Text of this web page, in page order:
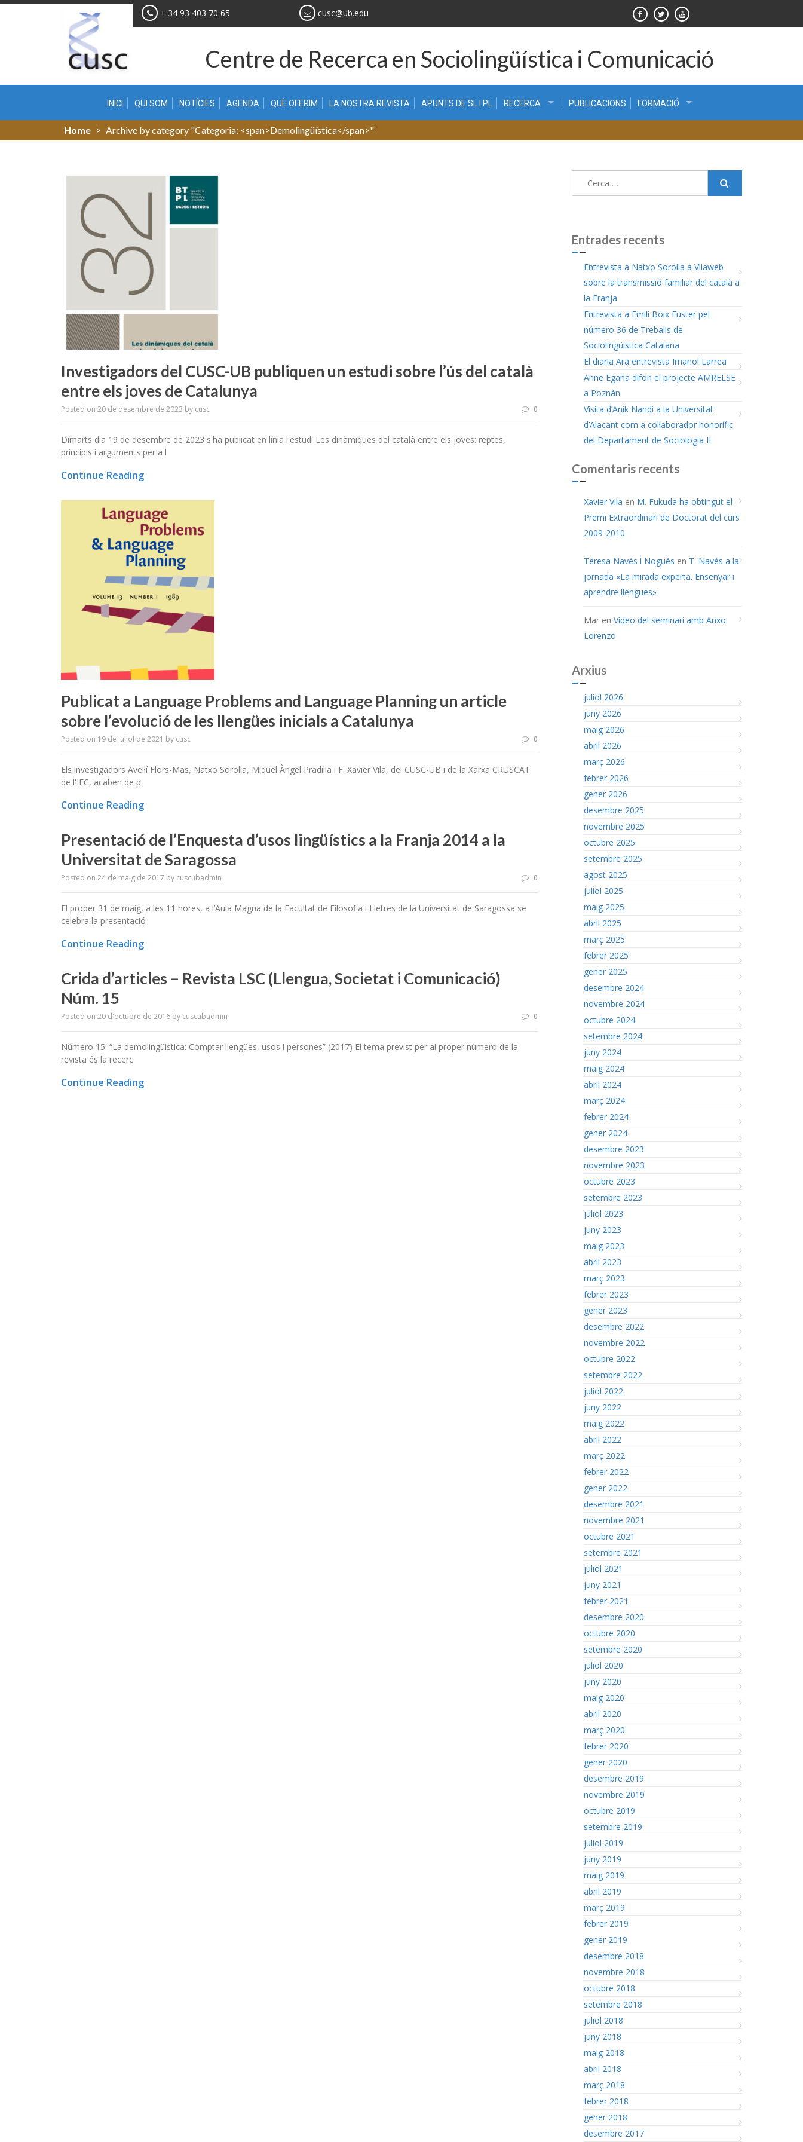
Skip
+ 34 93 403 70 65 cusc@ub.edu
Centre de Recerca en Sociolingüística i Comunicació
INICI QUI SOM NOTÍCIES AGENDA QUÈ OFERIM LA NOSTRA REVISTA APUNTS DE SL I PL RECERCA PUBLICACIONS FORMACIÓ
Home > Archive by category "Categoria: <span>Demolingüística</span>"
Investigadors del CUSC-UB publiquen un estudi sobre l’ús del català
entre els joves de Catalunya
Posted on 20 de desembre de 2023 by cusc 0
Dimarts dia 19 de desembre de 2023 s'ha publicat en línia l'estudi Les dinàmiques del català entre els joves: reptes,
principis i arguments per a l
Continue Reading
Publicat a Language Problems and Language Planning un article
sobre l’evolució de les llengües inicials a Catalunya
Posted on 19 de juliol de 2021 by cusc 0
Els investigadors Avel·lí Flors-Mas, Natxo Sorolla, Miquel Àngel Pradilla i F. Xavier Vila, del CUSC-UB i de la Xarxa CRUSCAT
de l'IEC, acaben de p
Continue Reading
Presentació de l’Enquesta d’usos lingüístics a la Franja 2014 a la
Universitat de Saragossa
Posted on 24 de maig de 2017 by cuscubadmin 0
El proper 31 de maig, a les 11 hores, a l’Aula Magna de la Facultat de Filosofia i Lletres de la Universitat de Saragossa se
celebra la presentació
Continue Reading
Crida d’articles – Revista LSC (Llengua, Societat i Comunicació)
Núm. 15
Posted on 20 d'octubre de 2016 by cuscubadmin 0
Número 15: “La demolingüística: Comptar llengües, usos i persones” (2017) El tema previst per al proper número de la
revista és la recerc
Continue Reading
Entrades recents
Entrevista a Natxo Sorolla a Vilaweb
sobre la transmissió familiar del català a
la Franja
Entrevista a Emili Boix Fuster pel
número 36 de Treballs de
Sociolingüística Catalana
El diaria Ara entrevista Imanol Larrea
Anne Egaña difon el projecte AMRELSE
a Poznán
Visita d’Anik Nandi a la Universitat
d’Alacant com a col·laborador honorífic
del Departament de Sociologia II
Comentaris recents
Xavier Vila en M. Fukuda ha obtingut el
Premi Extraordinari de Doctorat del curs
2009-2010
Teresa Navés i Nogués en T. Navés a la
jornada «La mirada experta. Ensenyar i
aprendre llengües»
Mar en Vídeo del seminari amb Anxo
Lorenzo
Arxius
juliol 2026
juny 2026
maig 2026
abril 2026
març 2026
febrer 2026
gener 2026
desembre 2025
novembre 2025
octubre 2025
setembre 2025
agost 2025
juliol 2025
maig 2025
abril 2025
març 2025
febrer 2025
gener 2025
desembre 2024
novembre 2024
octubre 2024
setembre 2024
juny 2024
maig 2024
abril 2024
març 2024
febrer 2024
gener 2024
desembre 2023
novembre 2023
octubre 2023
setembre 2023
juliol 2023
juny 2023
maig 2023
abril 2023
març 2023
febrer 2023
gener 2023
desembre 2022
novembre 2022
octubre 2022
setembre 2022
juliol 2022
juny 2022
maig 2022
abril 2022
març 2022
febrer 2022
gener 2022
desembre 2021
novembre 2021
octubre 2021
setembre 2021
juliol 2021
juny 2021
febrer 2021
desembre 2020
octubre 2020
setembre 2020
juliol 2020
juny 2020
maig 2020
abril 2020
març 2020
febrer 2020
gener 2020
desembre 2019
novembre 2019
octubre 2019
setembre 2019
juliol 2019
juny 2019
maig 2019
abril 2019
març 2019
febrer 2019
gener 2019
desembre 2018
novembre 2018
octubre 2018
setembre 2018
juliol 2018
juny 2018
maig 2018
abril 2018
març 2018
febrer 2018
gener 2018
desembre 2017